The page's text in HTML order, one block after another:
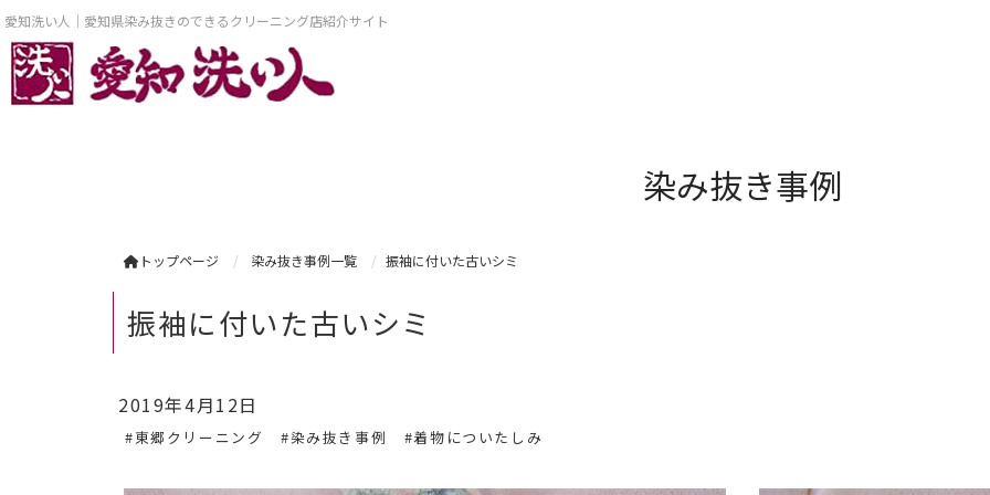
愛知洗い人｜愛知県染み抜きのできるクリーニング店紹介サイト
染み抜き事例
トップページ 染み抜き事例一覧 振袖に付いた古いシミ
振袖に付いた古いシミ
2019年4月12日
#東郷クリーニング #染み抜き事例 #着物についたしみ